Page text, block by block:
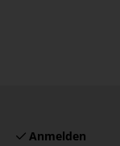
Anmelden